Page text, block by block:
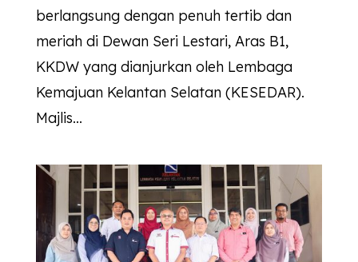
berlangsung dengan penuh tertib dan
meriah di Dewan Seri Lestari, Aras B1,
KKDW yang dianjurkan oleh Lembaga
Kemajuan Kelantan Selatan (KESEDAR).
Majlis...